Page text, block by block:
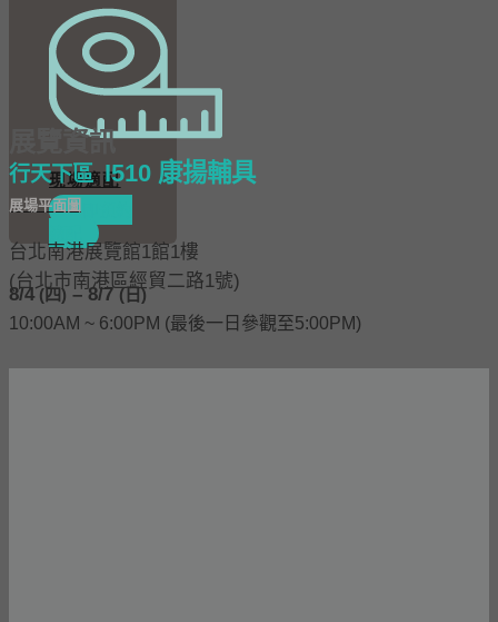
現場適配
立即預約
展覽資訊
行天下區 I510 康揚輔具
展場平面圖
​台北南港展覽館1館1樓
(台北市南港區經貿二路1號)
8/4(四) – 8/7(日)
10:00AM ~ 6:00PM (最後一日參觀至5:00PM)